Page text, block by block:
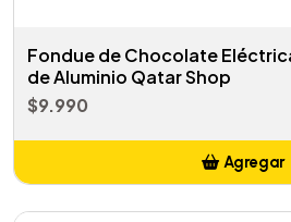
Fondue de Chocolate
de Aluminio Qatar Shop
$9.990
Agregar